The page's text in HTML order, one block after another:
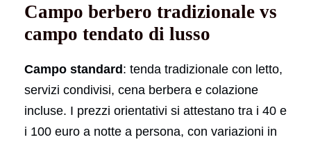
Campo berbero tradizionale vs
campo tendato di lusso
Campo standard: tenda tradizionale con letto,
servizi condivisi, cena berbera e colazione
incluse. I prezzi orientativi si attestano tra i 40 e
i 100 euro a notte a persona, con variazioni in